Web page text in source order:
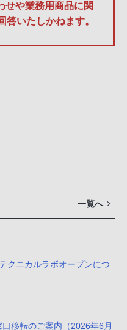
せや業務用商品に関
答いたしかねます。
一覧へ
クニカルラボオープンにつ
移転のご案内（2026年6月